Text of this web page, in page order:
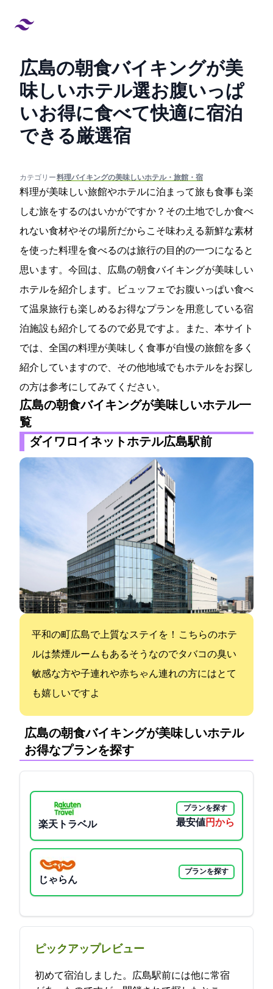
広島の朝食バイキングが美
味しいホテル14選!お腹いっぱ
いお得に食べて快適に宿泊
できる厳選宿
カテゴリー:#料理/バイキングの美味しいホテル・旅館・宿
料理が美味しい旅館やホテルに泊まって旅も食事も楽
しむ旅をするのはいかがですか？その土地でしか食べ
れない食材やその場所だからこそ味わえる新鮮な素材
を使った料理を食べるのは旅行の目的の一つになると
思います。今回は、広島の朝食バイキングが美味しい
ホテルを紹介します。ビュッフェでお腹いっぱい食べ
て温泉旅行も楽しめるお得なプランを用意している宿
泊施設も紹介してるので必見ですよ。また、本サイト
では、全国の料理が美味しく食事が自慢の旅館を多く
紹介していますので、その他地域でもホテルをお探し
の方は参考にしてみてください。
広島の朝食バイキングが美味しいホテル一
覧
ダイワロイネットホテル広島駅前
平和の町広島で上質なステイを！ こちらのホテ
ルは禁煙ルームもあるそうなのでタバコの臭い
敏感な方や子連れや赤ちゃん連れの方にはとて
も嬉しいですよ
広島の朝食バイキングが美味しいホテル:
お得なプランを探す
楽天トラベル
プランを探す
最安値4000円から
じゃらん
プランを探す
ピックアップレビュー
初めて宿泊しました。広島駅前には他に常宿